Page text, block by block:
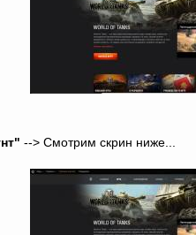
--> Смотрим скрин ниже...